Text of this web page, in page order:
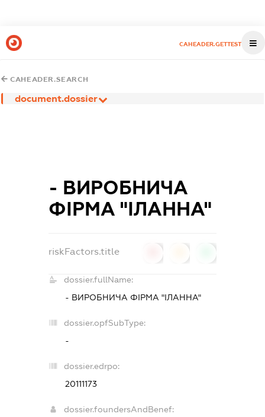
CAHEADER.GETTEST
CAHEADER.SEARCH
document.dossier
- ВИРОБНИЧА
ФІРМА "ІЛАННА"
riskFactors.title
dossier.fullName:
- ВИРОБНИЧА ФІРМА "ІЛАННА"
dossier.opfSubType:
-
dossier.edrpo:
20111173
dossier.foundersAndBenef: